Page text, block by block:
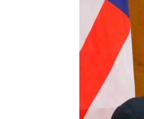
УКРАЇНСЬКА ПРОБЛЕМА КРИМУ